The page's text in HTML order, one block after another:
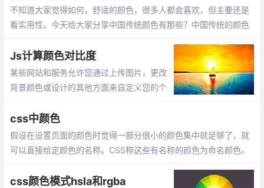
不知道大家觉得如何，舒适的颜色，很多人都会喜欢，但主要还是
看实用性。今天给大家分享中国传统颜色有那些？中国传统的颜色
黛绿、胭脂、藕荷、豆绿、宝蓝、秋香、玄色、牙色、黄栌、靛
蓝、明黄、朱砂、石绿
Js计算颜色对比度
某些网站和服务允许您通过上传图片，更改
背景颜色或设计的其他方面来自定义您的个
序转换为您存储数据的小窝。
css中颜色
假设在设置页面的颜色时觉得一部分很小的颜色集中就足够了，就
可以直接给定颜色的名称。CSS称这些有名称的颜色为命名颜色。
蓝色
css颜色模式hsla和rgba